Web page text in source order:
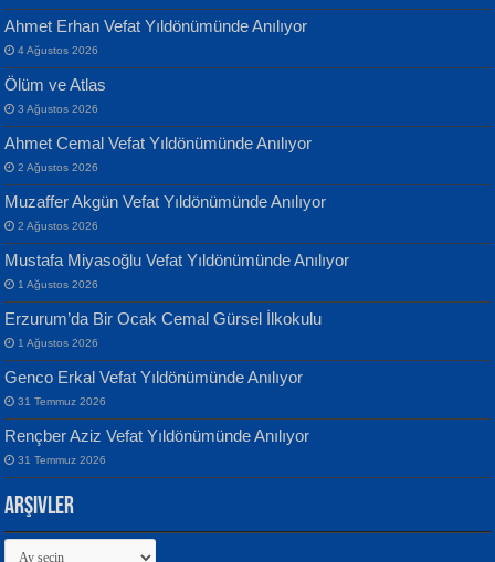
ATİLLA ÖZEN
Sultan Olmadan Önce Eyüp...
EKREM KARABABA
Banu Sancak
Defterimden İçeri...
İsmail Aydos
İnkisar...
Ahmet Erhan Vefat Yıldönümünde Anılıyor
4 Ağustos 2026
Ölüm ve Atlas
3 Ağustos 2026
Ahmet Cemal Vefat Yıldönümünde Anılıyor
2 Ağustos 2026
Muzaffer Akgün Vefat Yıldönümünde Anılıyor
2 Ağustos 2026
Mustafa Miyasoğlu Vefat Yıldönümünde Anılıyor
1 Ağustos 2026
Erzurum’da Bir Ocak Cemal Gürsel İlkokulu
1 Ağustos 2026
Genco Erkal Vefat Yıldönümünde Anılıyor
31 Temmuz 2026
Rençber Aziz Vefat Yıldönümünde Anılıyor
31 Temmuz 2026
Arşivler
Arşivler